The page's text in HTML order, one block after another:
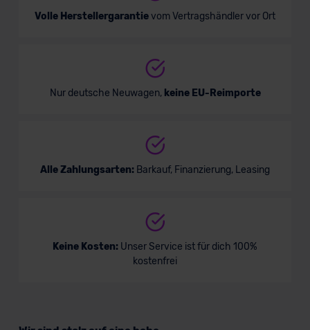
Volle Herstellergarantievom Vertragshändler vor Ort
Nur deutsche Neuwagen, keine EU-Reimporte
Alle Zahlungsarten: Barkauf, Finanzierung, Leasing
Keine Kosten: Unser Service ist für dich 100%
kostenfrei